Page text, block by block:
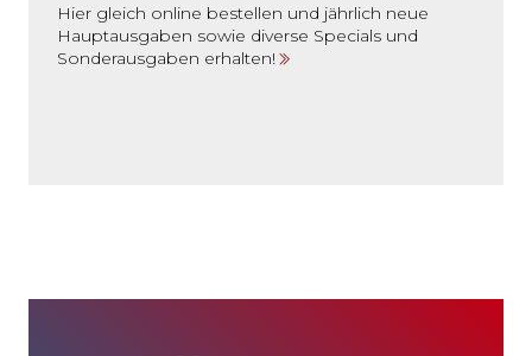
Hier gleich online bestellen und jährlich neue
Hauptausgaben sowie diverse Specials und
Sonderausgaben erhalten!